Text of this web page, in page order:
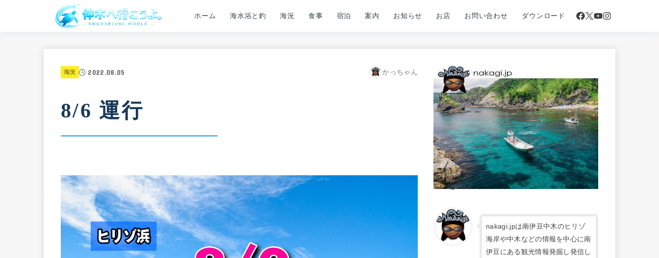
ホーム 海水浴と釣 海況 食事 宿泊 案内 お知らせ お店 お問い合わせ ダウンロード
海況 2022.08.05 かっちゃん
8/6 運行
nakagi.jpは南伊豆中木のヒリゾ
海岸や中木などの情報を中心に南
伊豆にある観光情報発掘し発信し